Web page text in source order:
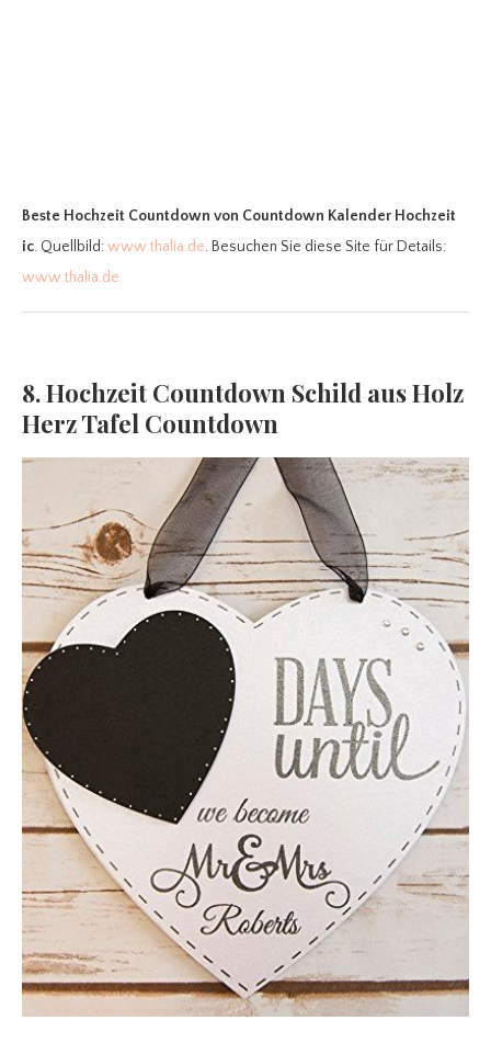
Beste Hochzeit Countdown von Countdown Kalender Hochzeit
ic. Quellbild:www.thalia.de. Besuchen Sie diese Site für Details:
www.thalia.de
8. Hochzeit Countdown Schild aus Holz
Herz Tafel Countdown